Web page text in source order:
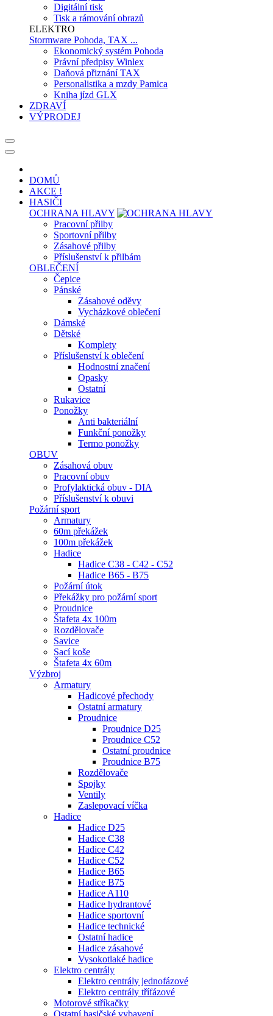
Digitální tisk
Tisk a rámování obrazů
ELEKTRO
Stormware Pohoda, TAX ...
Ekonomický systém Pohoda
Právní předpisy Winlex
Daňová přiznání TAX
Personalistika a mzdy Pamica
Kniha jízd GLX
ZDRAVÍ
VÝPRODEJ
DOMŮ
AKCE !
HASIČI
OCHRANA HLAVY
Pracovní přilby
Sportovní přilby
Zásahové přilby
Příslušenství k přilbám
OBLEČENÍ
Čepice
Pánské
Zásahové oděvy
Vycházkové oblečení
Dámské
Dětské
Komplety
Příslušenství k oblečení
Hodnostní značení
Opasky
Ostatní
Rukavice
Ponožky
Anti bakteriální
Funkční ponožky
Termo ponožky
OBUV
Zásahová obuv
Pracovní obuv
Profylaktická obuv - DIA
Příslušenství k obuvi
Požární sport
Armatury
60m překážek
100m překážek
Hadice
Hadice C38 - C42 - C52
Hadice B65 - B75
Požární útok
Překážky pro požární sport
Proudnice
Štafeta 4x 100m
Rozdělovače
Savice
Sací koše
Štafeta 4x 60m
Výzbroj
Armatury
Hadicové přechody
Ostatní armatury
Proudnice
Proudnice D25
Proudnice C52
Ostatní proudnice
Proudnice B75
Rozdělovače
Spojky
Ventily
Zaslepovací víčka
Hadice
Hadice D25
Hadice C38
Hadice C42
Hadice C52
Hadice B65
Hadice B75
Hadice A110
Hadice hydrantové
Hadice sportovní
Hadice technické
Ostatní hadice
Hadice zásahové
Vysokotlaké hadice
Elektro centrály
Elektro centrály jednofázové
Elektro centrály třífázové
Motorové stříkačky
Ostatní hasičské vybavení